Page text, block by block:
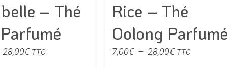
– Thé
28,00€Plage
TTC
Rice – Thé
Oolong Parfumé
7,00€ – 28,00€Plage
TTC